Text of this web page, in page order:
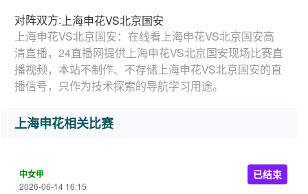
对阵双方: 上海申花VS北京国安
上海申花VS北京国安：在线看上海申花VS北京国安高
清直播，24直播网提供上海申花VS北京国安现场比赛直
播视频，本站不制作、不存储上海申花VS北京国安的直
播信号，只作为技术探索的导航学习用途。
上海申花相关比赛
中女甲
2026-06-14 16:15
已结束